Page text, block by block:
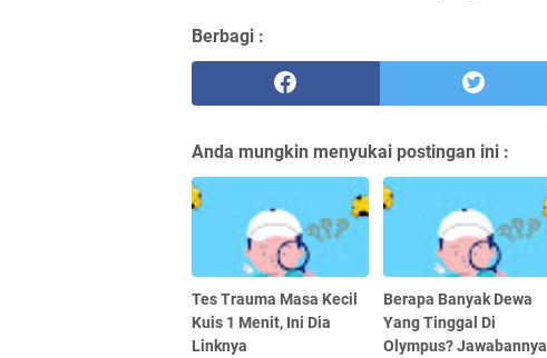
Berbagi :
Anda mungkin menyukai postingan ini :
Tes Trauma Masa Kecil
Kuis 1 Menit, Ini Dia
Linknya
Berapa Banyak Dewa
Yang Tinggal Di
Olympus? Jawabannya